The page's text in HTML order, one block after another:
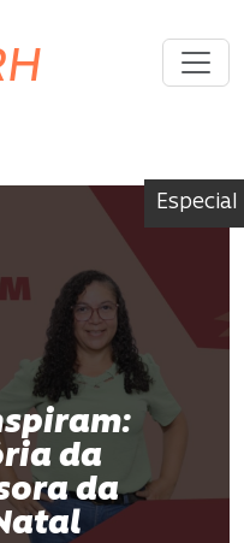
Especial
da
da